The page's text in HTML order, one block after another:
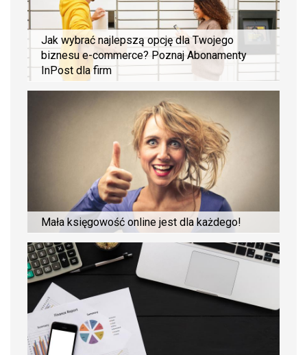
Jak wybrać najlepszą opcję dla Twojego
biznesu e-commerce? Poznaj Abonamenty
InPost dla firm
Mała księgowość online jest dla każdego!